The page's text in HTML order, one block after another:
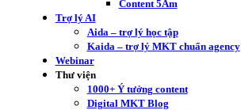
Content 5Am
Trợ lý AI
Aida – trợ lý học tập
Kaida – trợ lý MKT chuẩn agency
Webinar
Thư viện
1000+ Ý tưởng content
Digital MKT Blog